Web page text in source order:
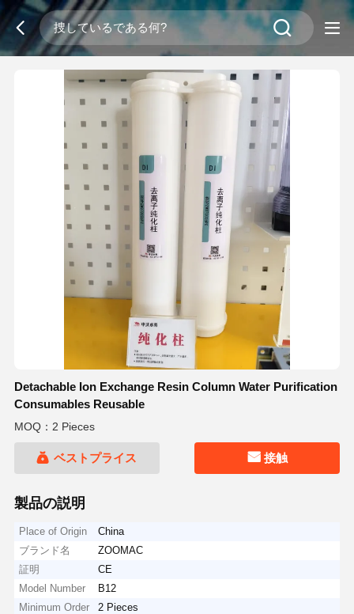
Detachable Ion Exchange Resin Column Water Purification
Consumables Reusable
MOQ：2 Pieces
ベストプライス 接触
製品の説明
Place of Origin
China
ブランド名
ZOOMAC
証明
CE
Model Number
B12
Minimum Order
2 Pieces